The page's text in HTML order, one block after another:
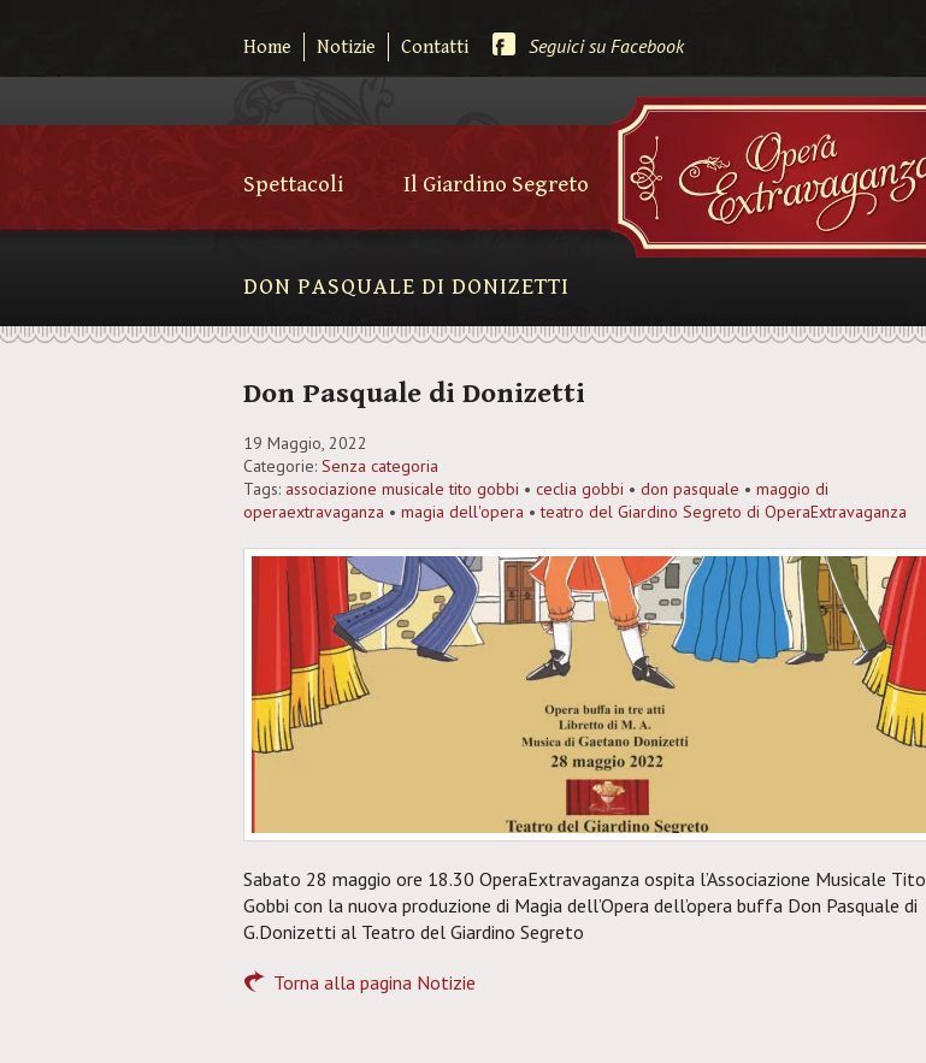
Home Notizie Contatti Seguici su Facebook
Spettacoli Il Giardino Segreto
DON PASQUALE DI DONIZETTI
Don Pasquale di Donizetti
19 Maggio, 2022
Categorie: Senza categoria
Tags: associazione musicale tito gobbi • ceclia gobbi • don pasquale • maggio di
operaextravaganza • magia dell'opera •teatro del Giardino Segreto di OperaExtravaganza
Sabato 28 maggio ore 18.30 OperaExtravaganza ospita l’Associazione Musicale Tito
Gobbi con la nuova produzione di Magia dell’Opera dell’opera buffa Don Pasquale di
G.Donizetti al Teatro del Giardino Segreto
Torna alla pagina Notizie